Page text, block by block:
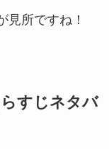
見所ですね！
すじネタバ